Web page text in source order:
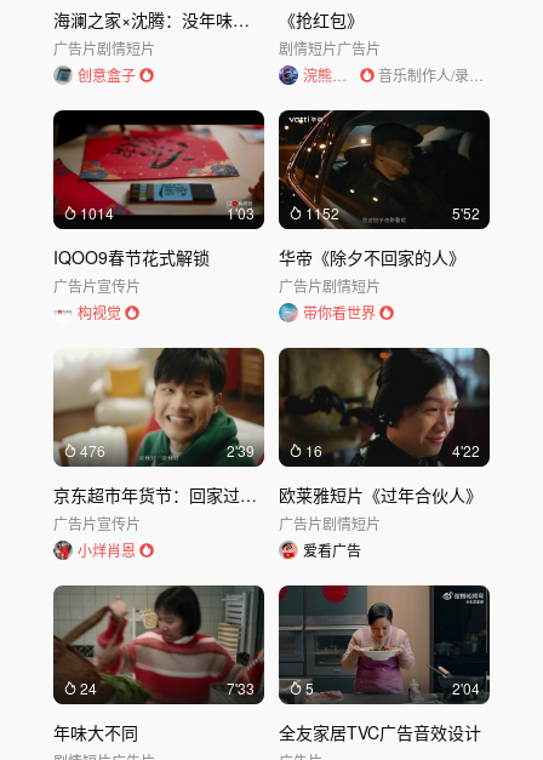
海澜之家×沈腾：没年味儿，还回不回家过年
广告片剧情短片
创意盒子
《抢红包》
剧情短片广告片
浣熊音乐
1014 1'03
IQOO9春节花式解锁
广告片宣传片
构视觉
1152 5'52
华帝《除夕不回家的人》
广告片剧情短片
带你看世界
476 2'39
京东超市年货节：回家过年一定会经历的事
广告片宣传片
小烊肖恩
16 4'22
欧莱雅短片《过年合伙人》
广告片剧情短片
爱看广告
24 7'33
年味大不同
5 2'04
全友家居TVC广告音效设计